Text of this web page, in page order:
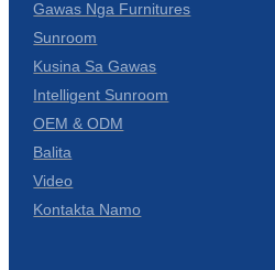
Gawas Nga Furnitures
Sunroom
Kusina Sa Gawas
Intelligent Sunroom
OEM & ODM
Balita
Video
Kontakta Namo